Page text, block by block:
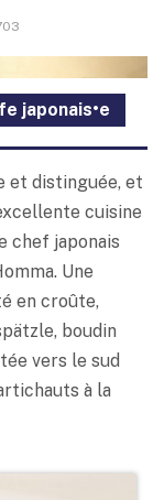
japonais•e
et distinguée, et
cuisine
chef japonais
Une
en croûte,
boudin
vers le sud
à la